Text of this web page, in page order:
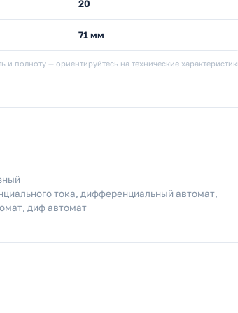
20
71 мм
и полноту — ориентируйтесь на технические
тока, дифференциальный автомат,
диф автомат